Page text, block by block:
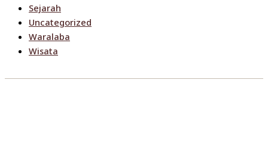
Sejarah
Uncategorized
Waralaba
Wisata